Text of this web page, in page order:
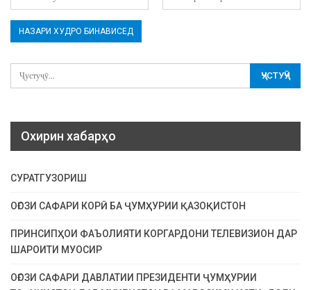
Охирин хабарҳо
СУРАТГУЗОРИШ
ОҒОЗИ САФАРИ КОРӢ БА ҶУМҲУРИИ ҚАЗОҚИСТОН
ПРИНСИПҲОИ ФАЪОЛИЯТИ КОРГАРДОНИ ТЕЛЕВИЗИОН ДАР
ШАРОИТИ МУОСИР
ОҒОЗИ САФАРИ ДАВЛАТИИ ПРЕЗИДЕНТИ ҶУМҲУРИИ